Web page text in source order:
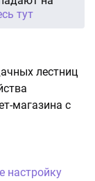
тут
лестниц
магазина с
настройку